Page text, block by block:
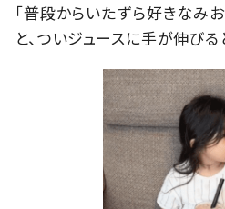
「普段からいたずら好きなみ
と、ついジュースに手が伸びる